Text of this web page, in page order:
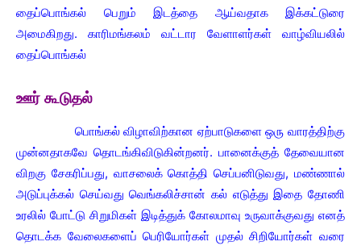
தைப்பொங்கல் பெறும் இடத்தை ஆய்வதாக இக்கட்டுரை
அமைகிறது. காரிமங்கலம் வட்டார வேளாளர்கள் வாழ்வியலில்
தைப்பொங்கல்
ஊர் கூடுதல்
பொங்கல் விழாவிற்கான ஏற்பாடுகளை ஒரு வாரத்திற்கு
முன்னதாகவே தொடங்கிவிடுகின்றனர். பானைக்குத் தேவையான
விறகு சேகரிப்பது, வாசலைக் கொத்தி செப்பனிடுவது, மண்ணால்
அடுப்புக்கல் செய்வது வெங்கலிச்சான் கல் எடுத்து இதை தோணி
உரலில் போட்டு சிறுமிகள் இடித்துக் கோலமாவு உருவாக்குவது எனத்
தொடக்க வேலைகளைப் பெரியோர்கள் முதல் சிறியோர்கள் வரை